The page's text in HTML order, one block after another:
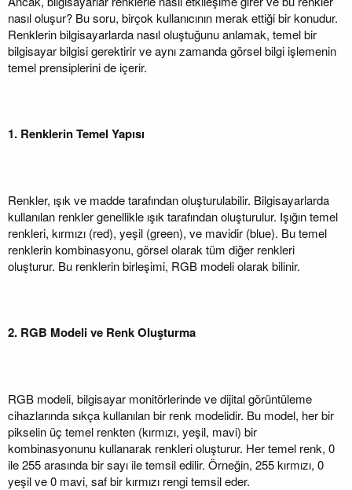
nasıl oluşur? Bu soru, birçok kullanıcının merak ettiği bir konudur.
Renklerin bilgisayarlarda nasıl oluştuğunu anlamak, temel bir
bilgisayar bilgisi gerektirir ve aynı zamanda görsel bilgi işlemenin
temel prensiplerini de içerir.
1. Renklerin Temel Yapısı
Renkler, ışık ve madde tarafından oluşturulabilir. Bilgisayarlarda
kullanılan renkler genellikle ışık tarafından oluşturulur. Işığın temel
renkleri, kırmızı (red), yeşil (green), ve mavidir (blue). Bu temel
renklerin kombinasyonu, görsel olarak tüm diğer renkleri
oluşturur. Bu renklerin birleşimi, RGB modeli olarak bilinir.
2. RGB Modeli ve Renk Oluşturma
RGB modeli, bilgisayar monitörlerinde ve dijital görüntüleme
cihazlarında sıkça kullanılan bir renk modelidir. Bu model, her bir
pikselin üç temel renkten (kırmızı, yeşil, mavi) bir
kombinasyonunu kullanarak renkleri oluşturur. Her temel renk, 0
ile 255 arasında bir sayı ile temsil edilir. Örneğin, 255 kırmızı, 0
yeşil ve 0 mavi, saf bir kırmızı rengi temsil eder.